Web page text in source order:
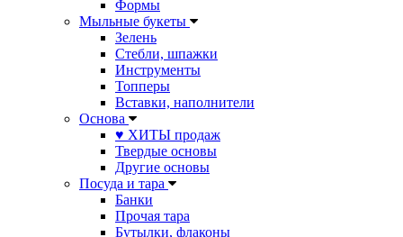
Формы
Мыльные букеты
Зелень
Стебли, шпажки
Инструменты
Топперы
Вставки, наполнители
Основа
♥ ХИТЫ продаж
Твердые основы
Другие основы
Посуда и тара
Банки
Прочая тара
Бутылки, флаконы